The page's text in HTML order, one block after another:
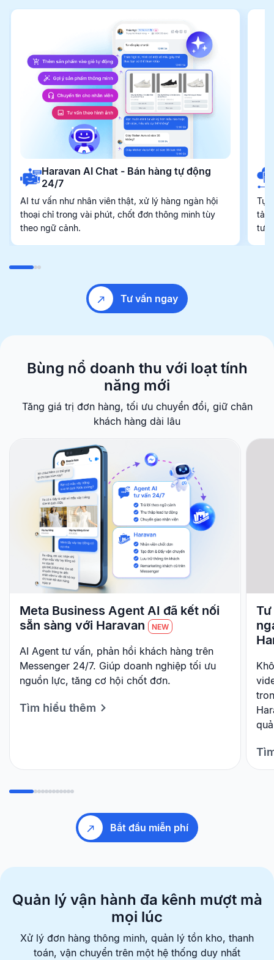
Haravan AI Chat - Bán hàng tự động
24/7
AI tư vấn như nhân viên thật, xử lý hàng ngàn hội
thoại chỉ trong vài phút, chốt đơn thông minh tùy
theo ngữ cảnh.
Tự
Tư vấn ngay
Bùng nổ doanh thu với loạt tính
năng mới
Tăng giá trị đơn hàng, tối ưu chuyển đổi, giữ chân
khách hàng dài lâu
Meta Business Agent AI đã kết nối
sẵn sàng với Haravan
NEW
AI Agent tư vấn, phản hồi khách hàng trên
Messenger 24/7. Giúp doanh nghiệp tối ưu
nguồn lực, tăng cơ hội chốt đơn.
Tìm hiểu thêm
Bắt đầu miễn phí
Quản lý vận hành đa kênh mượt mà
mọi lúc
Xử lý đơn hàng thông minh, quản lý tồn kho, thanh
toán, vận chuyển trên một hệ thống duy nhất